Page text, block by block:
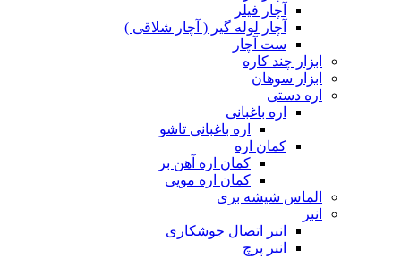
آچار فیلر
آچار لوله گیر ( آچار شلاقی )
ست آچار
ابزار چند کاره
ابزار سوهان
اره دستی
اره باغبانی
اره باغبانی تاشو
کمان اره
کمان اره آهن بر
کمان اره مویی
الماس شیشه بری
انبر
انبر اتصال جوشکاری
انبر پرچ